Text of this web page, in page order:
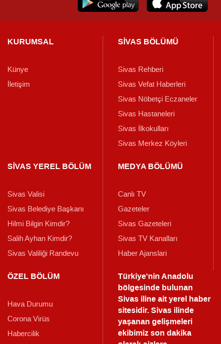
KURUMSAL
Künye
İletişim
SİVAS BÖLÜMÜ
Sivas Rehberi
Sivas Vefat Haberleri
Sivas Nöbetçi Eczaneler
Sivas Hastaneleri
Sivas İlkokulları
Sivas Merkez Köyleri
SİVAS YEREL BÖLÜM
Sivas Valisi
Sivas Belediye Başkanı
Hilmi Bilgin Kimdir?
Salih Ayhan Kimdir?
Sivas Valiliği Randevu
MEDYA BÖLÜMÜ
Canlı TV
Gazeteler
Sivas Gazeteleri
Sivas TV Kanalları
Haber Ajanslari
ÖZEL BÖLÜM
Hava Durumu
Corona Virüs
Habercilik
Türkiye'nin Anadolu
bölgesinde bulunan
Sivas iline ait yerel haber
sitesidir. Sivas ilinde
yaşanan gelişmeleri
ekibimiz son dakika